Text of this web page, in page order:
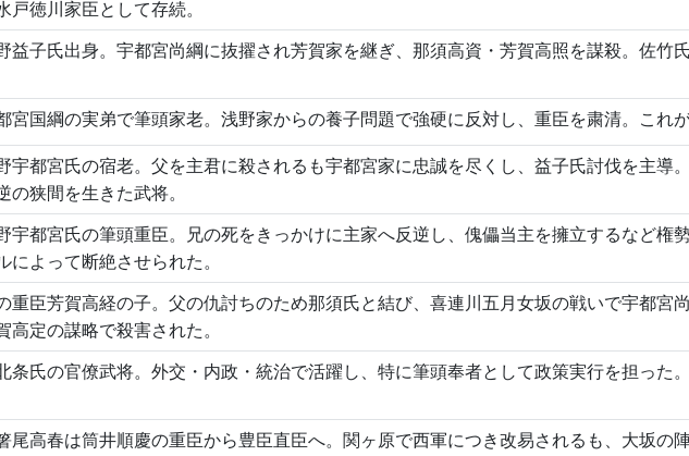
戸徳川家臣として存続。
益子氏出身。宇都宮尚綱に抜擢され芳賀家を継ぎ、那須高資・芳賀高照を謀殺。佐竹
宮国綱の実弟で筆頭家老。浅野家からの養子問題で強硬に反対し、重臣を粛清。これ
宇都宮氏の宿老。父を主君に殺されるも宇都宮家に忠誠を尽くし、益子氏討伐を主導
の狭間を生きた武将。
宇都宮氏の筆頭重臣。兄の死をきっかけに主家へ反逆し、傀儡当主を擁立するなど権
によって断絶させられた。
重臣芳賀高経の子。父の仇討ちのため那須氏と結び、喜連川五月女坂の戦いで宇都宮
高定の謀略で殺害された。
条氏の官僚武将。外交・内政・統治で活躍し、特に筆頭奉者として政策実行を担った
尾高春は筒井順慶の重臣から豊臣直臣へ。関ヶ原で西軍につき改易されるも、大坂の